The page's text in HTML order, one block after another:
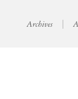
Archives